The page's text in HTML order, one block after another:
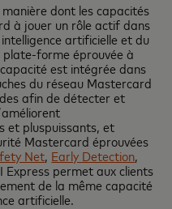
dont les capacités
à jouer un rôle actif dans
artificielle et du
forme éprouvée à
est intégrée dans
du réseau Mastercard
afin de détecter et
et pluspuissants, et
Mastercard éprouvées
Net, Early Detection,
Express permet aux clients
de la même capacité
artificielle.